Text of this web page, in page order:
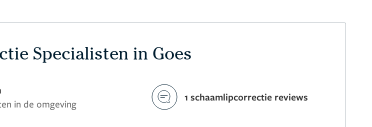
Specialisten in Goes
in de omgeving
1 schaamlipcorrectie reviews